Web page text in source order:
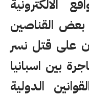
الالكترونية
بعض القناصين
على قتل نسر
بين اسبانيا
الدولية